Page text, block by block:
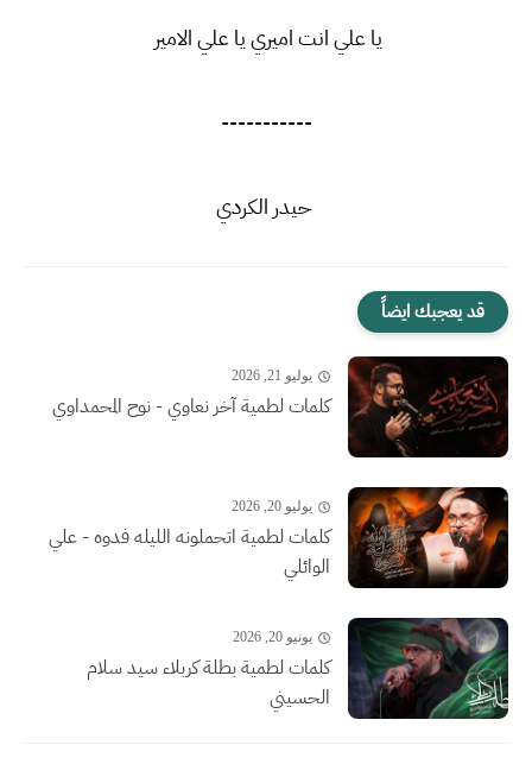
يا علي انت اميري يا علي الامير
-----------
حيدر الكردي
قد يعجبك ايضاً
يوليو 21, 2026
كلمات لطمية آخر نعاوي - نوح المحمداوي
يوليو 20, 2026
كلمات لطمية اتحملونه الليله فدوه - علي
الوائلي
يونيو 20, 2026
كلمات لطمية بطلة كربلاء سيد سلام
الحسيني